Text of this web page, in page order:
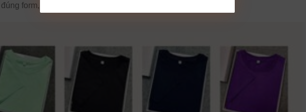
form, khả năng xoay vòng hàng sẽ nhanh hơn.